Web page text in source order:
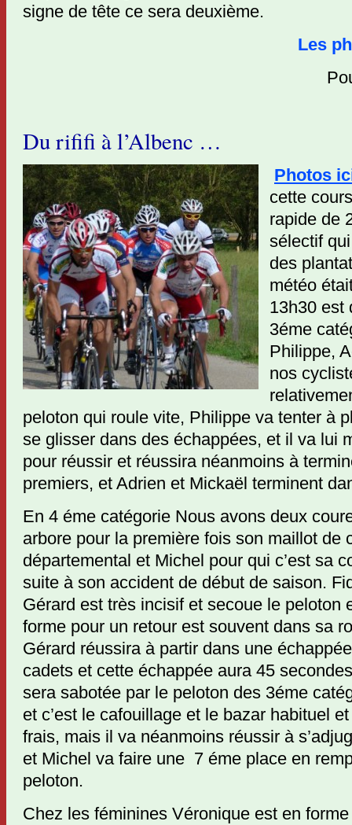
signe de tête ce sera deuxième.
Les
Du rififi à l’Albenc …
Photos
cette
rapide de
sélectif
des
météo
13h30 est
3éme
Philippe,
nos
peloton qui roule vite, Philippe va tenter à
se glisser dans des échappées, et il va lui
pour réussir et réussira néanmoins à
premiers, et Adrien et Mickaël terminent
En 4 éme catégorie Nous avons deux
arbore pour la première fois son maillot de
départemental et Michel pour qui c’est sa
suite à son accident de début de saison.
Gérard est très incisif et secoue le peloton
forme pour un retour est souvent dans sa
Gérard réussira à partir dans une
cadets et cette échappée aura 45
sera sabotée par le peloton des 3éme
et c’est le cafouillage et le bazar habituel
frais, mais il va néanmoins réussir à
et Michel va faire une 7 éme place en
peloton.
Chez les féminines Véronique est en